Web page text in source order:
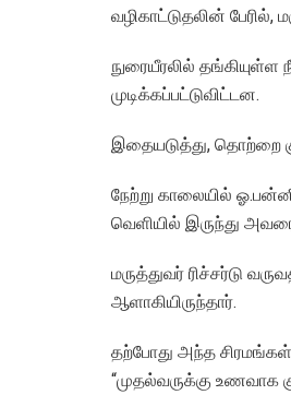
வழிகாட்டுதலின் பேரில்,
நுரையீரலில்
முடிக்கப்பட்டுவிட்டன.
இதையடுத்து, தொற்றை
நேற்று காலையில்
வெளியில் இருந்து
மருத்துவர் ரிச்சர்டு
ஆளாகியிருந்தார்.
தற்போது அந்த சிரமங்கள்
“முதல்வருக்கு உணவாக